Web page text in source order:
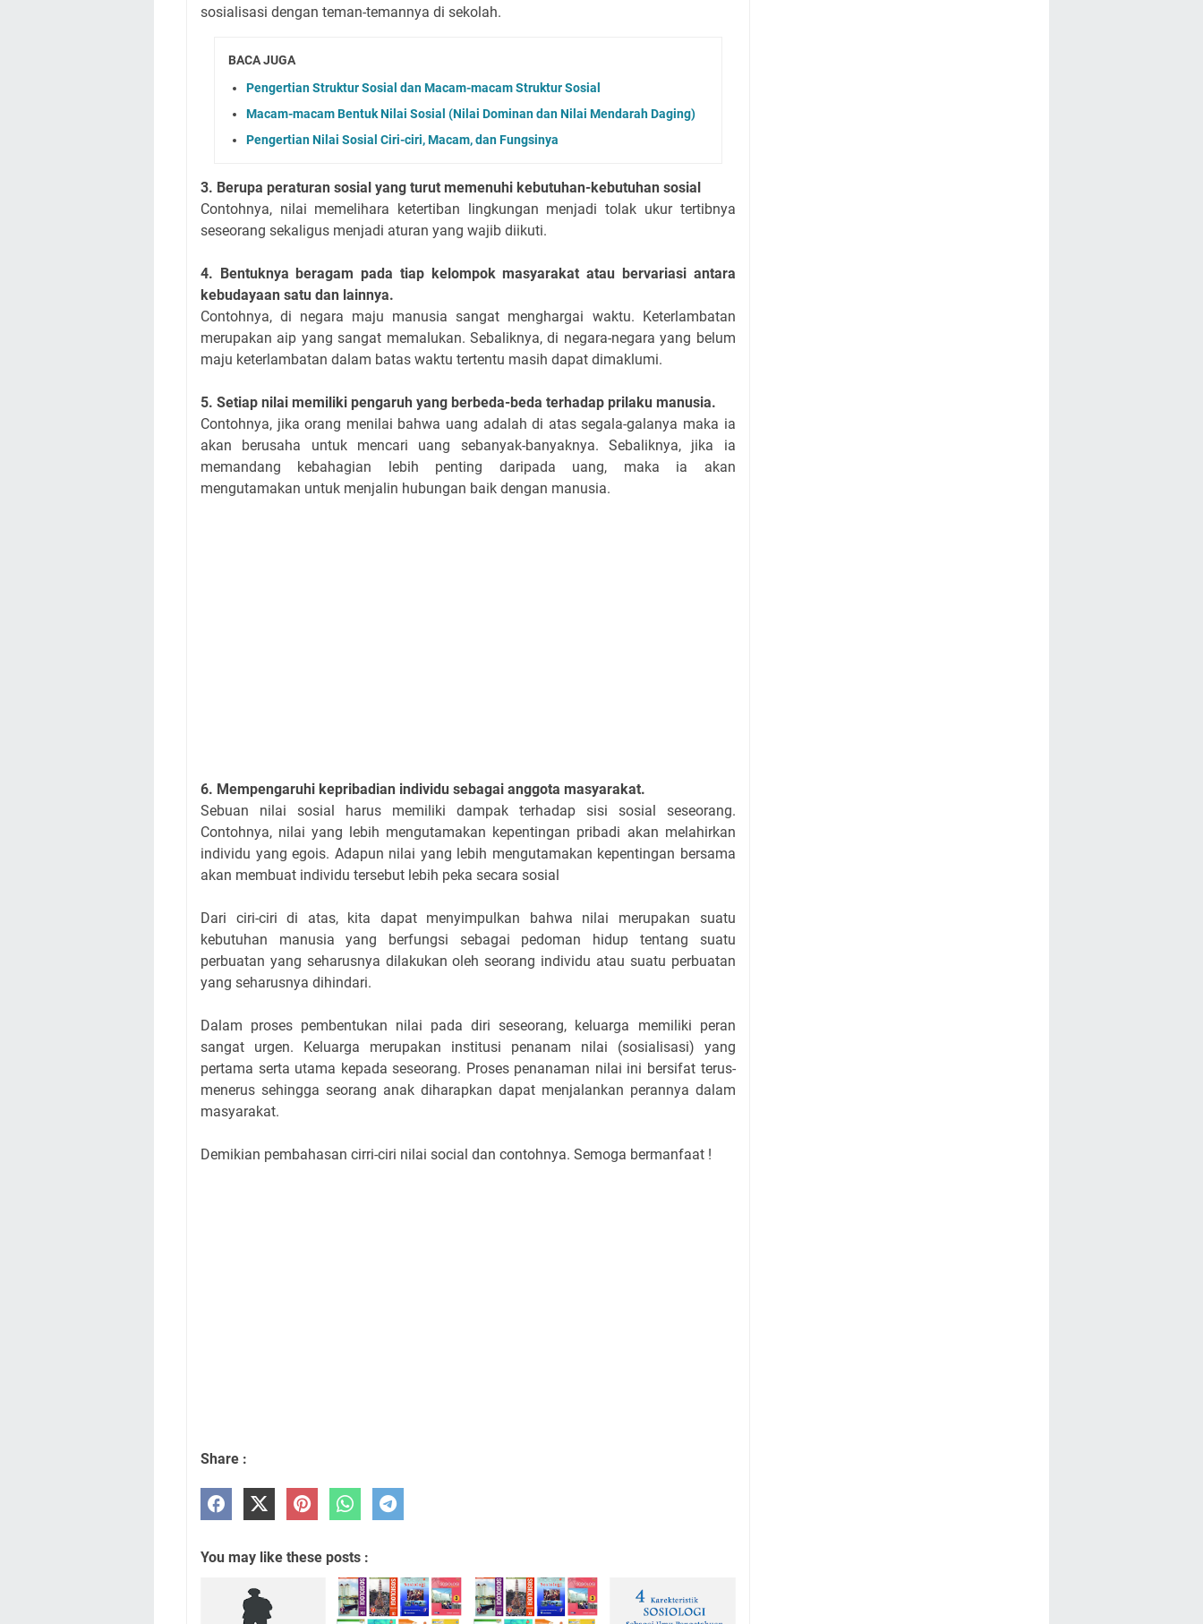
sosialisasi dengan teman-temannya di sekolah.
BACA JUGA
Pengertian Struktur Sosial dan Macam-macam Struktur Sosial
Macam-macam Bentuk Nilai Sosial (Nilai Dominan dan Nilai Mendarah Daging)
Pengertian Nilai Sosial Ciri-ciri, Macam, dan Fungsinya
3. Berupa peraturan sosial yang turut memenuhi kebutuhan-kebutuhan sosial
Contohnya, nilai memelihara ketertiban lingkungan menjadi tolak ukur tertibnya
seseorang sekaligus menjadi aturan yang wajib diikuti.
4. Bentuknya beragam pada tiap kelompok masyarakat atau bervariasi antara
kebudayaan satu dan lainnya.
Contohnya, di negara maju manusia sangat menghargai waktu. Keterlambatan
merupakan aip yang sangat memalukan. Sebaliknya, di negara-negara yang belum
maju keterlambatan dalam batas waktu tertentu masih dapat dimaklumi.
5. Setiap nilai memiliki pengaruh yang berbeda-beda terhadap prilaku manusia.
Contohnya, jika orang menilai bahwa uang adalah di atas segala-galanya maka ia
akan berusaha untuk mencari uang sebanyak-banyaknya. Sebaliknya, jika ia
memandang kebahagian lebih penting daripada uang, maka ia akan
mengutamakan untuk menjalin hubungan baik dengan manusia.
6. Mempengaruhi kepribadian individu sebagai anggota masyarakat.
Sebuan nilai sosial harus memiliki dampak terhadap sisi sosial seseorang.
Contohnya, nilai yang lebih mengutamakan kepentingan pribadi akan melahirkan
individu yang egois. Adapun nilai yang lebih mengutamakan kepentingan bersama
akan membuat individu tersebut lebih peka secara sosial
Dari ciri-ciri di atas, kita dapat menyimpulkan bahwa nilai merupakan suatu
kebutuhan manusia yang berfungsi sebagai pedoman hidup tentang suatu
perbuatan yang seharusnya dilakukan oleh seorang individu atau suatu perbuatan
yang seharusnya dihindari.
Dalam proses pembentukan nilai pada diri seseorang, keluarga memiliki peran
sangat urgen. Keluarga merupakan institusi penanam nilai (sosialisasi) yang
pertama serta utama kepada seseorang. Proses penanaman nilai ini bersifat terus-
menerus sehingga seorang anak diharapkan dapat menjalankan perannya dalam
masyarakat.
Demikian pembahasan cirri-ciri nilai social dan contohnya. Semoga bermanfaat !
Share :
You may like these posts :